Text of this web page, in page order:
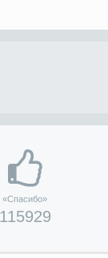
«Спасибо»
115929